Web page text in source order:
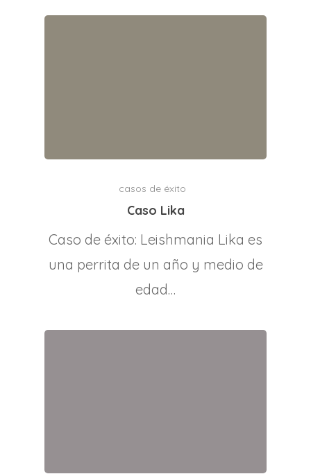
casos de éxito
Caso Lika
Caso de éxito: Leishmania Lika es
una perrita de un año y medio de
edad…